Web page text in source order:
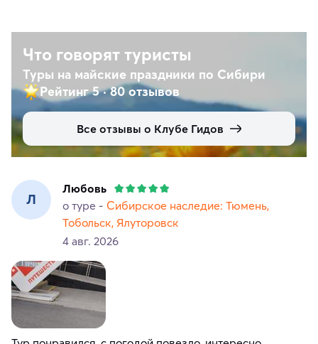
Что говорят туристы
Туры на майские праздники по Сибири
Рейтинг 5·80 отзывов
Все отзывы о Клубе Гидов
Л
Любовь
о туре - Сибирское наследие: Тюмень,
Тобольск, Ялуторовск
4 авг. 2026